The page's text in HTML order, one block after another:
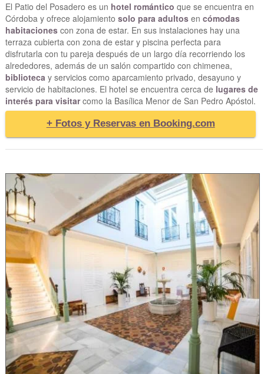
El Patio del Posadero es un hotel romántico que se encuentra en
Córdoba y ofrece alojamiento solo para adultosen cómodas
habitacionescon zona de estar. En sus instalaciones hay una
terraza cubierta con zona de estar y piscina perfecta para
disfrutarla con tu pareja después de un largo día recorriendo los
alrededores, además de un salón compartido con chimenea,
biblioteca y servicios como aparcamiento privado, desayuno y
servicio de habitaciones. El hotel se encuentra cerca de lugares de
interés para visitarcomo la Basílica Menor de San Pedro Apóstol.
+ Fotos y Reservas en Booking.com